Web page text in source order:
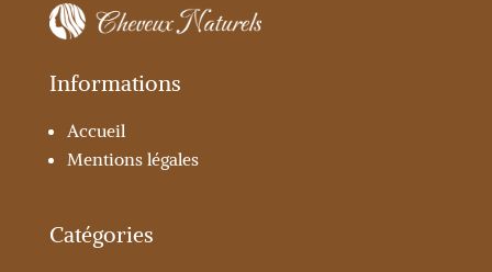
Informations
Accueil
Mentions légales
Catégories